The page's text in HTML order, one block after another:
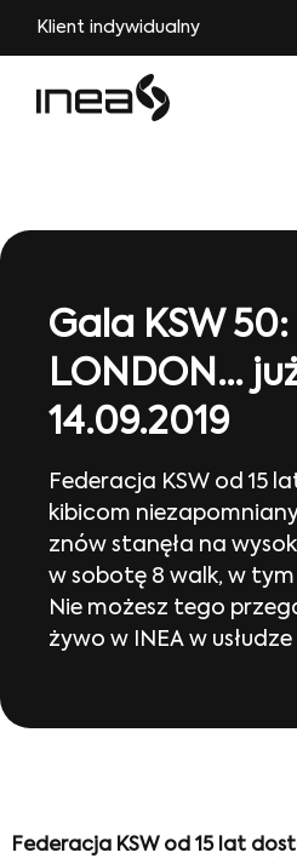
Klient indywidualny
Gala KSW 50:
LONDON…
14.09.2019
Federacja KSW od 15
kibicom
znów stanęła na
w sobotę 8 walk, w
Nie możesz tego
żywo w INEA w usłudze
Federacja KSW od 15 lat